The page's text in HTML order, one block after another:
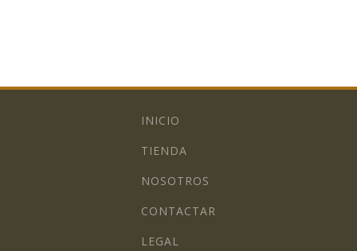
INICIO
TIENDA
NOSOTROS
CONTACTAR
LEGAL